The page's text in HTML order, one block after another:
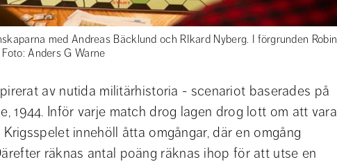
med Andreas Bäcklund och RIkard Nyberg. I förgrunden Robin
Anders G Warne
av nutida militärhistoria - scenariot baserades på
1944. Inför varje match drog lagen drog lott om att vara
innehöll åtta omgångar, där en omgång
räknas antal poäng räknas ihop för att utse en